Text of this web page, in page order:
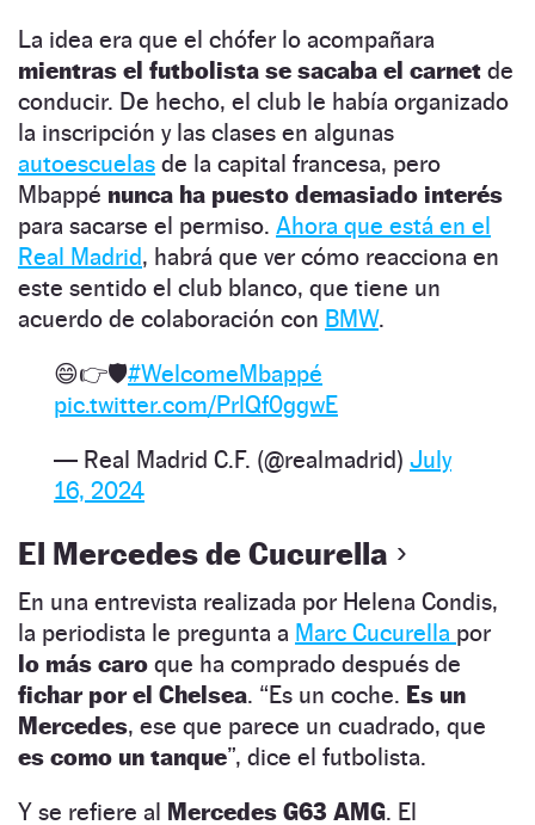
La idea era que el chófer lo acompañara
mientras el futbolista se sacaba el carnet de
conducir. De hecho, el club le había organizado
la inscripción y las clases en algunas
autoescuelas de la capital francesa, pero
Mbappé nunca ha puesto demasiado interés
para sacarse el permiso. Ahora que está en el
Real Madrid, habrá que ver cómo reacciona en
este sentido el club blanco, que tiene un
acuerdo de colaboración con BMW.
😄👉🛡️#WelcomeMbappé
pic.twitter.com/PrlQf0ggwE
— Real Madrid C.F. (@realmadrid) July
16, 2024
El Mercedes de Cucurella
En una entrevista realizada por Helena Condis,
la periodista le pregunta a Marc Cucurella por
lo más caro que ha comprado después de
fichar por el Chelsea. “Es un coche. Es un
Mercedes, ese que parece un cuadrado, que
es como un tanque”, dice el futbolista.
Y se refiere al Mercedes G63 AMG. El